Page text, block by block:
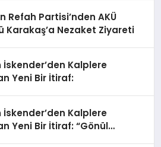
Refah Partisi’nden AKÜ
Karakaş’a Nezaket Ziyareti
İskender’den Kalplere
Yeni Bir İtiraf:
İskender’den Kalplere
Yeni Bir İtiraf: “Gönül